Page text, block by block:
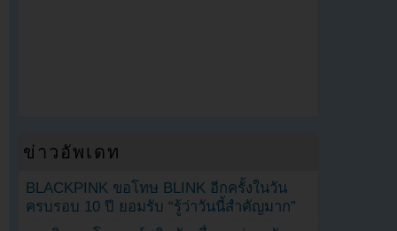
ข่าวอัพเดท
BLACKPINK ขอโทษ BLINK อีกครั้งในวัน
ครบรอบ 10 ปี ยอมรับ “รู้ว่าวันนี้สำคัญมาก”